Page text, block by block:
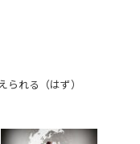
られる（はず）